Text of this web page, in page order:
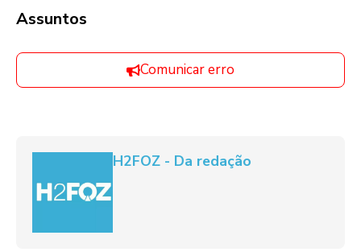
Assuntos
Comunicar erro
H2FOZ - Da redação